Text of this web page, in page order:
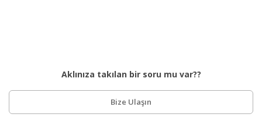
Aklınıza takılan bir soru mu var??
Bize Ulaşın